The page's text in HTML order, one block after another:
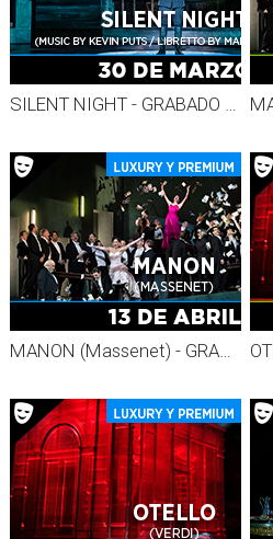
MANON (Massenet) - GRABADO MET 26-27